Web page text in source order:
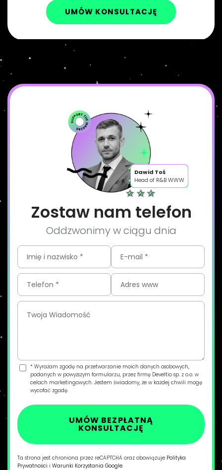
UMÓW KONSULTACJĘ
Dawid Toś
Head of R&B WWW
Zostaw nam telefon
Oddzwonimy w ciągu dnia
* Wyrażam zgodę na przetwarzanie moich danych osobowych,
podanych w powyższym formularzu, przez firmę Develtio sp. z o.o. w
celach marketingowych. Jestem świadomy, że w każdej chwili mogę
wycofać zgodę.
UMÓW BEZPŁATNĄ
KONSULTACJĘ
Ta strona jest chroniona przez reCAPTCHA oraz obowiązuje Polityka
Prywatności i Warunki Korzystania Google.